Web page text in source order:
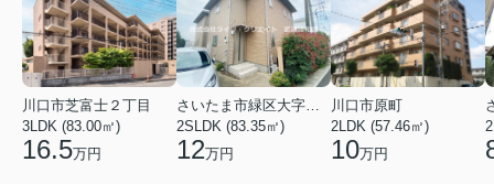
川口市芝富士２丁目
3LDK (83.00㎡)
16.5万円
さいたま市緑区大字三室
2SLDK (83.35㎡)
12万円
川口市原町
2LDK (57.46㎡)
10万円